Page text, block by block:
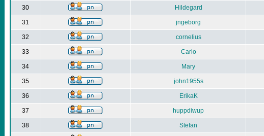
30 Hildegard
31 jngeborg
32 cornelius
33 Carlo
34 Mary
35 john1955s
36 ErikaK
37 huppdiwup
38 Stefan